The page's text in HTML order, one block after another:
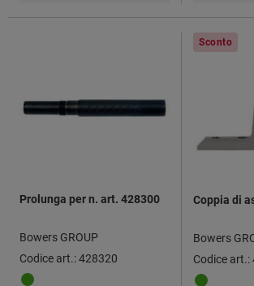
Prolunga per n. art. 428300
Bowers GROUP
Codice art.: 428320
Sconto
Coppia di
Bowers
Codice art.: